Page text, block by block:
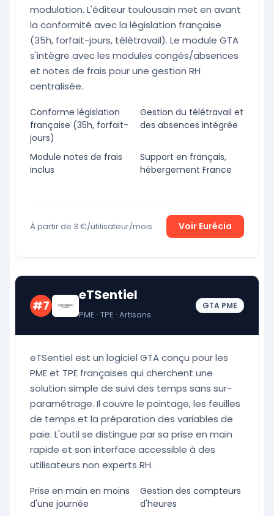
modulation. L'éditeur toulousain met en avant
la conformité avec la législation française
(35h, forfait-jours, télétravail). Le module GTA
s'intègre avec les modules congés/absences
et notes de frais pour une gestion RH
centralisée.
Conforme législation
française (35h, forfait-
jours)
Gestion du télétravail et
des absences intégrée
Module notes de frais
inclus
Support en français,
hébergement France
À partir de 3 €/utilisateur/mois Voir Eurécia
#7
eTSentiel
PME · TPE · Artisans
GTA PME
eTSentiel est un logiciel GTA conçu pour les
PME et TPE françaises qui cherchent une
solution simple de suivi des temps sans sur-
paramétrage. Il couvre le pointage, les feuilles
de temps et la préparation des variables de
paie. L'outil se distingue par sa prise en main
rapide et son interface accessible à des
utilisateurs non experts RH.
Prise en main en moins
d'une journée
Gestion des compteurs
d'heures